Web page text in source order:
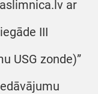
ar
III
USG zonde)”